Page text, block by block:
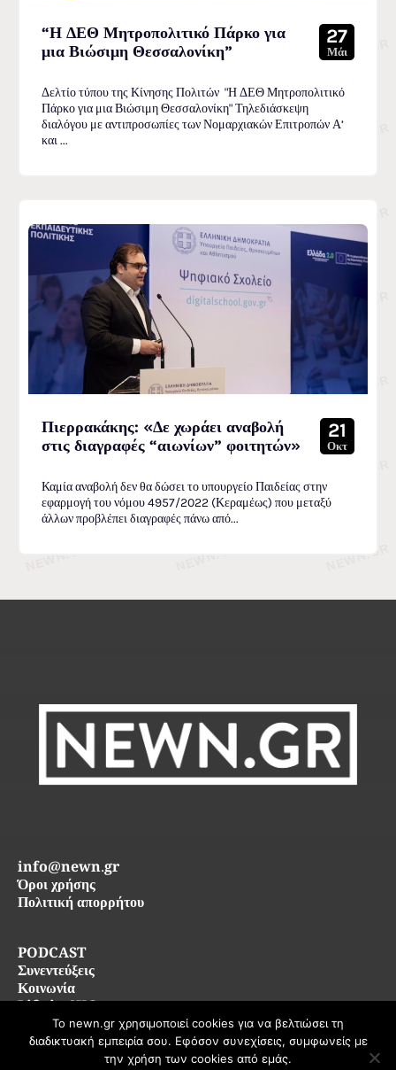
“Η ΔΕΘ Μητροπολιτικό Πάρκο για
μια Βιώσιμη Θεσσαλονίκη”
27
Μάι
Δελτίο τύπου της Κίνησης Πολιτών "Η ΔΕΘ Μητροπολιτικό
Πάρκο για μια Βιώσιμη Θεσσαλονίκη" Τηλεδιάσκεψη
διαλόγου με αντιπροσωπίες των Νομαρχιακών Επιτροπών Α’
και ...
Πιερρακάκης: «Δε χωράει αναβολή
στις διαγραφές “αιωνίων” φοιτητών»
21
Οκτ
Καμία αναβολή δεν θα δώσει το υπουργείο Παιδείας στην
εφαρμογή του νόμου 4957/2022 (Κεραμέως) που μεταξύ
άλλων προβλέπει διαγραφές πάνω από...
PODCAST
Συνεντεύξεις
Κοινωνία
Life in SKG
info@newn.gr
Όροι χρήσης
Πολιτική απορρήτου
© 2026 newn.gr — Όλα τα δικαιώματα διατηρούνται
Το newn.gr χρησιμοποιεί cookies για να βελτιώσει τη
διαδικτυακή εμπειρία σου. Εφόσον συνεχίσεις, συμφωνείς με
την χρήση των cookies από εμάς.